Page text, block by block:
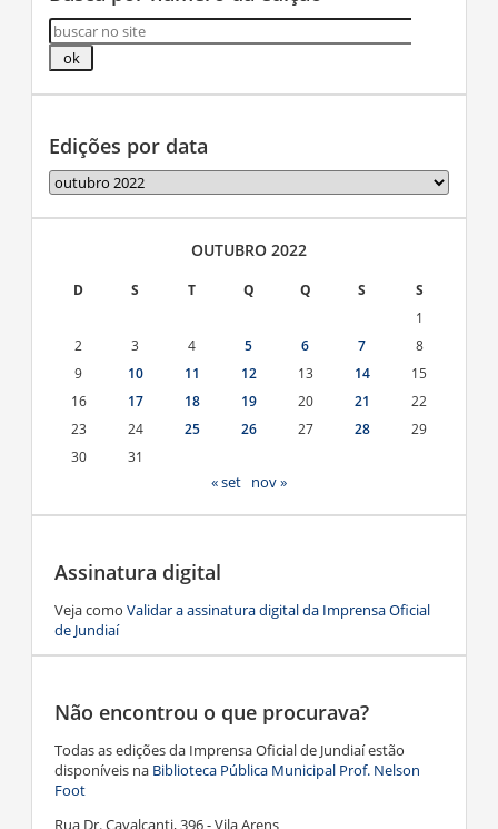
Edições por data
Edições
por
data
OUTUBRO 2022
D S T Q Q S
S
1
2
3 4 5 6 7
8
9
10 11 12 13 14
15
16
17 18 19 20 21
22
23
24 25 26 27 28
29
30
31
« set nov »
Assinatura digital
Veja como Validar a assinatura digital da Imprensa Oficial
de Jundiaí
Não encontrou o que procurava?
Todas as edições da Imprensa Oficial de Jundiaí estão
disponíveis na Biblioteca Pública Municipal Prof. Nelson
Foot
Rua Dr. Cavalcanti, 396 - Vila Arens